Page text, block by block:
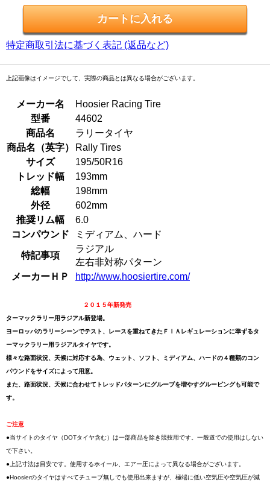
特定商取引法に基づく表記 (返品など)
上記画像はイメージでして、実際の商品とは異なる場合がございます。
メーカー名
Hoosier Racing Tire
型番
44602
商品名
ラリータイヤ
商品名（英字）
Rally Tires
サイズ
195/50R16
トレッド幅
193mm
総幅
198mm
外径
602mm
推奨リム幅
6.0
コンパウンド
ミディアム、ハード
特記事項
ラジアル
左右非対称パターン
メーカーＨＰ
http://www.hoosiertire.com/
２０１５年新発売
ターマックラリー用ラジアル新登場。
ヨーロッパのラリーシーンでテスト、レースを重ねてきたＦＩＡレギュレーションに準ずるタ
ーマックラリー用ラジアルタイヤです。
様々な路面状況、天候に対応する為、ウェット、ソフト、ミディアム、ハードの４種類のコン
パウンドをサイズによって用意。
また、路面状況、天候に合わせてトレッドパターンにグルーブを増やすグルービングも可能で
す。
ご注意
●当サイトのタイヤ（DOTタイヤ含む）は一部商品を除き競技用です。一般道での使用はしない
で下さい。
●上記寸法は目安です。使用するホイール、エアー圧によって異なる場合がございます。
●Hoosierのタイヤはすべてチューブ無しでも使用出来ますが、極端に低い空気圧や空気圧が減